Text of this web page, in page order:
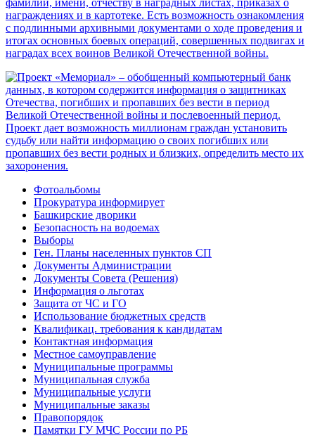
Фотоальбомы
Прокуратура информирует
Башкирские дворики
Безопасность на водоемах
Выборы
Ген. Планы населенных пунктов СП
Документы Администрации
Документы Совета (Решения)
Информация о льготах
Защита от ЧС и ГО
Использование бюджетных средств
Квалификац. требования к кандидатам
Контактная информация
Местное самоуправление
Муниципальные программы
Муниципальная служба
Муниципальные услуги
Муниципальные заказы
Правопорядок
Памятки ГУ МЧС России по РБ